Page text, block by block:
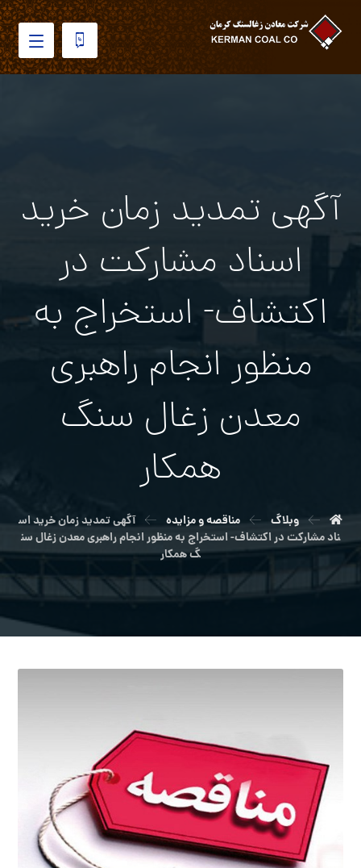
آگهي تمدید زمان خرید
اسناد مشارکت در
اکتشاف- استخراج به
منظور انجام راهبری
معدن زغال سنگ
همكار
وبلاگ مناقصه و مزایده
آگهي تمدید زمان خرید اس
ناد مشارکت در اکتشاف- استخراج به منظور انجام راهبری معدن زغال سن
گ همكار